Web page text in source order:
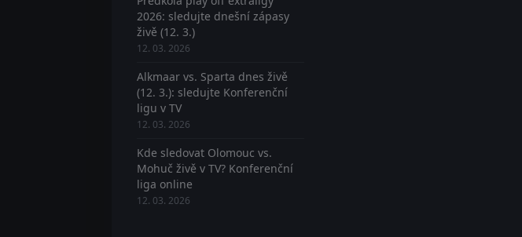
2026: sledujte dnešní zápasy
živě (12. 3.)
12. 03. 2026
Alkmaar vs. Sparta dnes živě
(12. 3.): sledujte Konferenční
ligu v TV
12. 03. 2026
Kde sledovat Olomouc vs.
Mohuč živě v TV? Konferenční
liga online
12. 03. 2026